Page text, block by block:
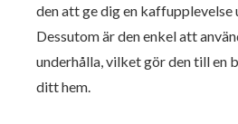
den att ge dig en kaffupplevelse
Dessutom är den enkel att
underhålla, vilket gör den till en
ditt hem.